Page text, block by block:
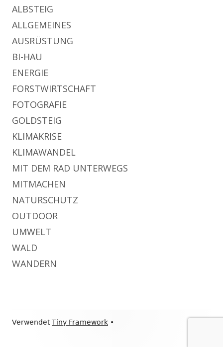
ALBSTEIG
ALLGEMEINES
AUSRÜSTUNG
BI-HAU
ENERGIE
FORSTWIRTSCHAFT
FOTOGRAFIE
GOLDSTEIG
KLIMAKRISE
KLIMAWANDEL
MIT DEM RAD UNTERWEGS
MITMACHEN
NATURSCHUTZ
OUTDOOR
UMWELT
WALD
WANDERN
Footer
VerwendetTiny Framework •